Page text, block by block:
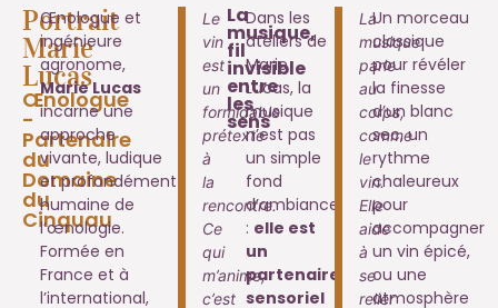
Portrait
Marie
Lucas
Œnologue
-
Partenaire
du
Domaine
du
Cinquau
Œnologue et
ingénieure
agronome,
Marie Lucas
incarne une
approche
vivante, ludique
et profondément
humaine de
l’œnologie.
Formée en
France et à
l’international,
Le
vin
est
un
formidable
prétexte
à
la
rencontre.
Ce
qui
m’anime,
c’est
La
musique,
fil
invisible
entre
les
sens
Dans les
ateliers de
Marie
Lucas, la
musique
n’est pas
un simple
fond
d’ambiance
: elle est
un
partenaire
sensoriel
La
musique
parle
au
corps,
comme
le
vin.
Elle
aide
à
se
relier
Un morceau
classique
pour révéler
la finesse
d’un blanc
sec, un
rythme
chaleureux
pour
accompagner
un vin épicé,
ou une
atmosphère